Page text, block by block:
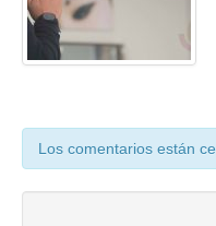
Direct Project
Blog
Contacto
Los comentarios están